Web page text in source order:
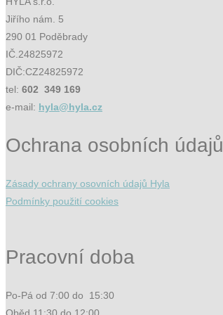
Jiřího nám. 5
290 01 Poděbrady
IČ.24825972
DIČ:CZ24825972
tel: 602 349 169
e-mail: hyla@hyla.cz
Ochrana osobních údajů
Zásady ochrany osovních údajů Hyla
Podmínky použití cookies
Pracovní doba
Po-Pá od 7:00 do 15:30